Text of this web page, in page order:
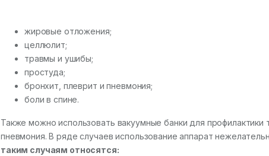
жировые отложения;
целлюлит;
травмы и ушибы;
простуда;
бронхит, плеврит и пневмония;
боли в спине.
Также можно использовать вакуумные банки для профилактики
пневмония. В ряде случаев использование аппарат
таким случаям относятся: